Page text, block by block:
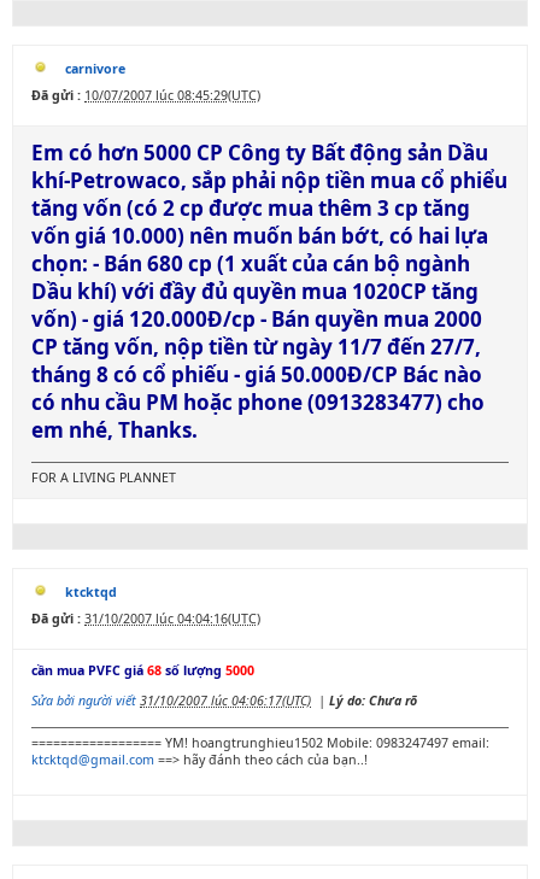
carnivore
Đã gửi : 10/07/2007 lúc 08:45:29(UTC)
Em có hơn 5000 CP Công ty Bất động sản Dầu
khí-Petrowaco, sắp phải nộp tiền mua cổ phiểu
tăng vốn (có 2 cp được mua thêm 3 cp tăng
vốn giá 10.000) nên muốn bán bớt, có hai lựa
chọn: - Bán 680 cp (1 xuất của cán bộ ngành
Dầu khí) với đầy đủ quyền mua 1020CP tăng
vốn) - giá 120.000Đ/cp - Bán quyền mua 2000
CP tăng vốn, nộp tiền từ ngày 11/7 đến 27/7,
tháng 8 có cổ phiếu - giá 50.000Đ/CP Bác nào
có nhu cầu PM hoặc phone (0913283477) cho
em nhé, Thanks.
FOR A LIVING PLANNET
ktcktqd
Đã gửi : 31/10/2007 lúc 04:04:16(UTC)
cần mua PVFC giá 68 số lượng 5000
Sửa bởi người viết 31/10/2007 lúc 04:06:17(UTC) | Lý do: Chưa rõ
================== YM! hoangtrunghieu1502 Mobile: 0983247497 email:
ktcktqd@gmail.com ==> hãy đánh theo cách của bạn..!